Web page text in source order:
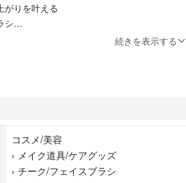
がりを叶える
シ
ているように優しく心地良い肌あたりでツヤも
続きを表示する
コスメ/美容
› メイク道具/ケアグッズ
› チーク/フェイスブラシ